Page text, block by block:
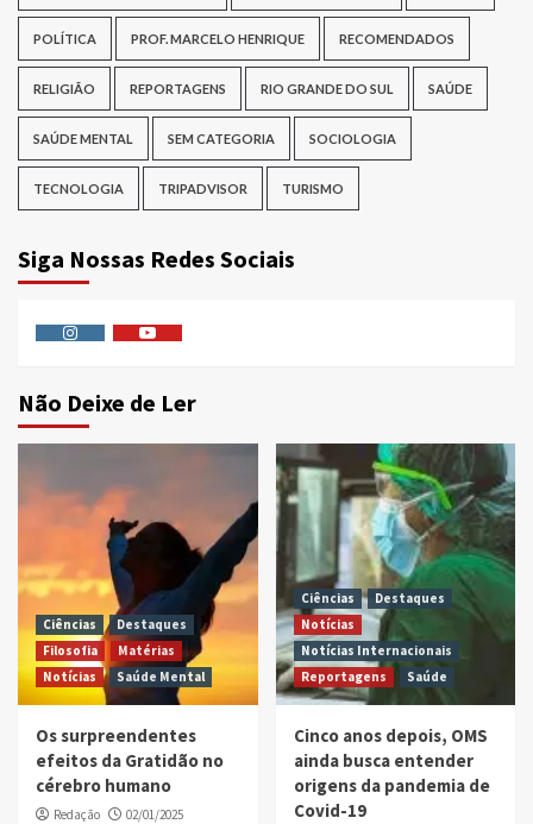
POLÍTICA PROF. MARCELO HENRIQUE RECOMENDADOS
RELIGIÃO REPORTAGENS RIO GRANDE DO SUL SAÚDE
SAÚDE MENTAL SEM CATEGORIA SOCIOLOGIA
TECNOLOGIA TRIPADVISOR TURISMO
Siga Nossas Redes Sociais
Não Deixe de Ler
Ciências
Destaques
Filosofia
Matérias
Notícias
Saúde Mental
Os surpreendentes
efeitos da Gratidão no
cérebro humano
Redação 02/01/2025
Ciências
Destaques
Notícias
Notícias Internacionais
Reportagens
Saúde
Cinco anos depois, OMS
ainda busca entender
origens da pandemia de
Covid-19